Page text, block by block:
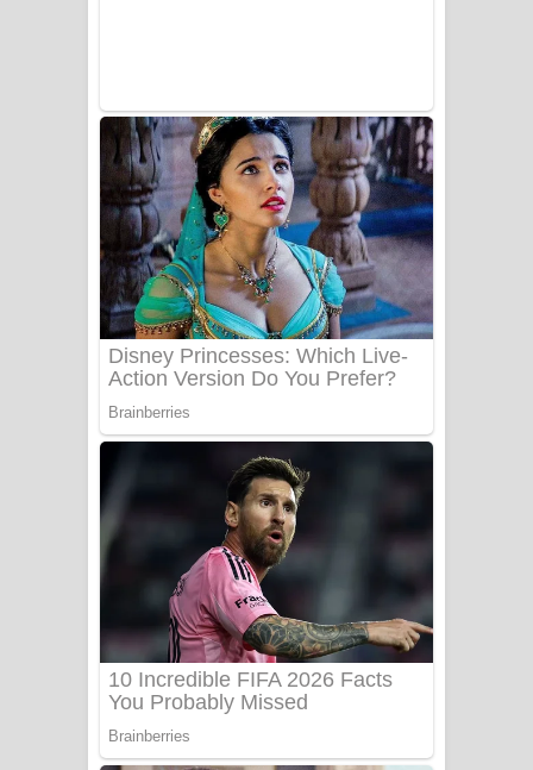
Tharu Yaye Dilena Song Lyrics - තරු
යායේ දිලෙනා ගීතයේ පද පෙළ
Ow Man Sosa Song Lyrics - ඔව් මං
සෝසා ගීතයේ පද පෙළ
Heavy Weight Song Lyrics
Aye Lanweela Song Lyrics - ආයේ
Ala purannata Song Lyrics - ආල
පුරන්නට ගීතයේ පද පෙළ
FEVER DREAM Lyrics - Alex Warren
BTS : Hooligan Lyrics
Apa Hamuwee Song Lyrics - අප හමුවී